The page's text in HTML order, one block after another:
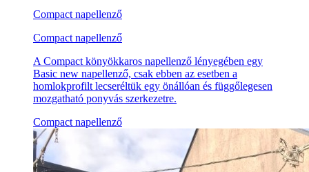
Compact napellenző
Compact napellenző
A Compact könyökkaros napellenző lényegében egy
Basic new napellenző, csak ebben az esetben a
homlokprofilt lecseréltük egy önállóan és függőlegesen
mozgatható ponyvás szerkezetre.
Compact napellenző